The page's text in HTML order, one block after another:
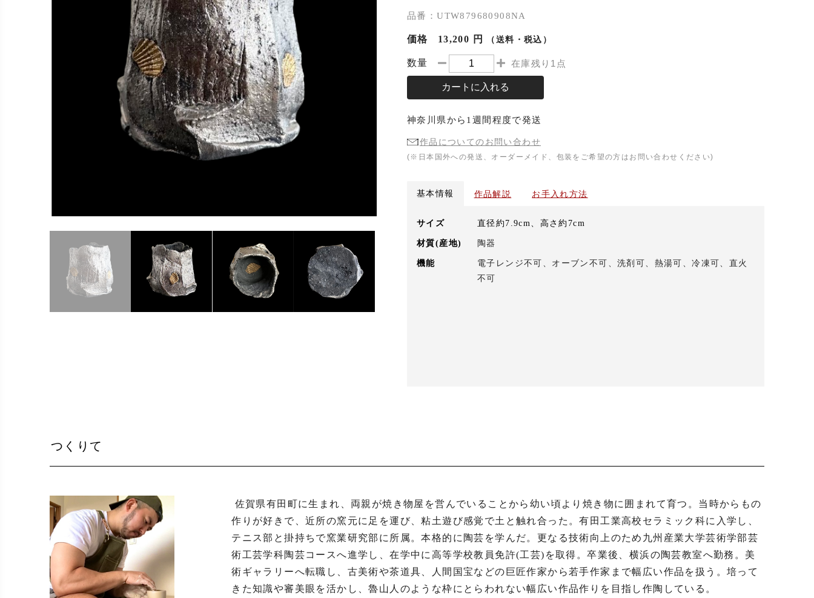
品番：UTW879680908NA
価格 13,200 円 （送料・税込）
数量 在庫残り1点
カートに入れる
神奈川県から 1週間程度で発送
作品についてのお問い合わせ
(※日本国外への発送、オーダーメイド、包装をご希望の方はお問い合わせください)
基本情報 作品解説 お手入れ方法
サイズ 直径約7.9cm、高さ約7cm
材質(産地) 陶器
機能
電子レンジ不可、オーブン不可、洗剤可、熱湯可、冷凍可、直火
不可
つくりて
作りが好きで、近所の窯元に足を運び、粘土遊び感覚で土と触れ合った。有田工業高校セラミック科に入学し、
テニス部と掛持ちで窯業研究部に所属。本格的に陶芸を学んだ。更なる技術向上のため九州産業大学芸術学部芸
術工芸学科陶芸コースへ進学し、在学中に高等学校教員免許(工芸)を取得。卒業後、横浜の陶芸教室へ勤務。美
術ギャラリーへ転職し、古美術や茶道具、人間国宝などの巨匠作家から若手作家まで幅広い作品を扱う。培って
きた知識や審美眼を活かし、魯山人のような枠にとらわれない幅広い作品作りを目指し作陶している。